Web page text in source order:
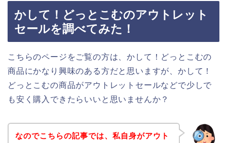
かして！どっとこむのアウトレット
セールを調べてみた！
こちらのページをご覧の方は、かして！どっとこむの
商品にかなり興味のある方だと思いますが、かして！
どっとこむの商品がアウトレットセールなどで少しで
も安く購入できたらいいと思いませんか？
なのでこちらの記事では、私自身がアウト